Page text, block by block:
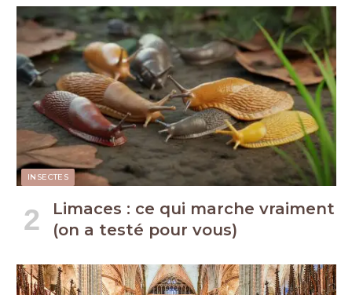
INSECTES
Limaces : ce qui marche vraiment
(on a testé pour vous)